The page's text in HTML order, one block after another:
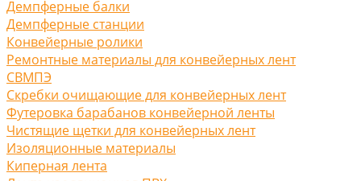
Демпферные балки
Демпферные станции
Конвейерные ролики
Ремонтные материалы для конвейерных лент
СВМПЭ
Скребки очищающие для конвейерных лент
Футеровка барабанов конвейерной ленты
Чистящие щетки для конвейерных лент
Изоляционные материалы
Киперная лента